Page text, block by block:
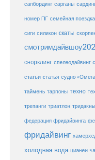
сапбординг сарганы
номер ПГ семейная поездка
сиги силикон скаты
снорклинг спелеодайвинг
статьи статья судно
таймень тарпоны техно
трепанги триатлон тридакны
федерация фридайвинга
фридайвинг
холодная вода цианеи